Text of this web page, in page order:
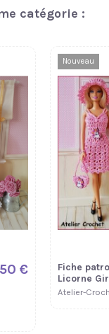
€
catégorie :
€
Nouveau
Fiche
Licorne
Atelier-